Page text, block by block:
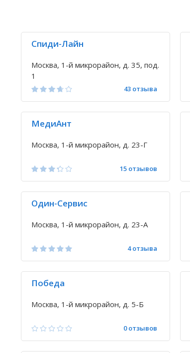
Спиди-Лайн
Москва, 1-й микрорайон, д. 35, под.
1
43 отзыва
МедиАнт
Москва, 1-й микрорайон, д. 23-Г
15 отзывов
Один-Сервис
Москва, 1-й микрорайон, д. 23-А
4 отзыва
Победа
Москва, 1-й микрорайон, д. 5-Б
0 отзывов